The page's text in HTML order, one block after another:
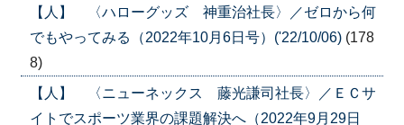
【人】 〈ハローグッズ 神重治社長〉／ゼロから何
でもやってみる（2022年10月6日号）('22/10/06) (178
8)
【人】 〈ニューネックス 藤光謙司社長〉／ＥＣサ
イトでスポーツ業界の課題解決へ（2022年9月29日